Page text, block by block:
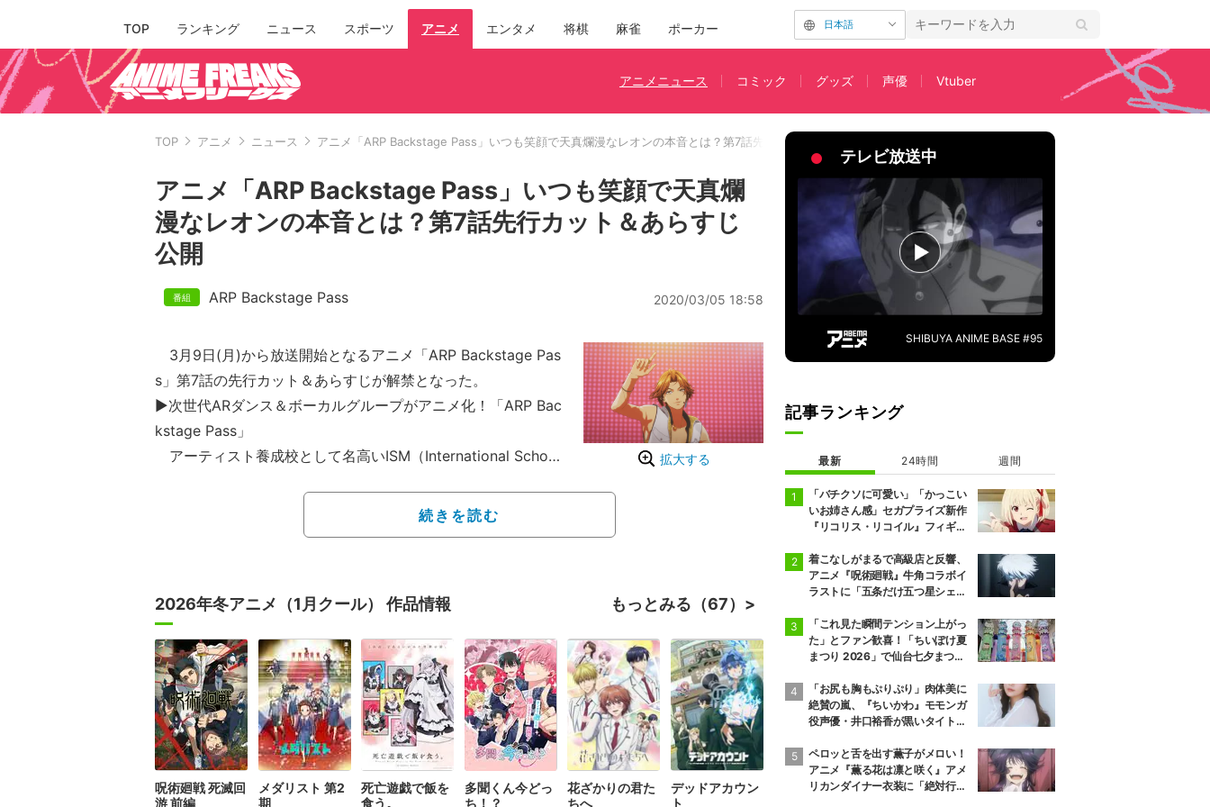
TOP ランキング ニュース スポーツ アニメ エンタメ 将棋 麻雀 ポーカー 日本語
アニメニュース コミック グッズ 声優 Vtuber
TOP アニメ ニュース アニメ「ARP Backstage Pass」いつも笑顔で天真爛漫なレオンの本音とは？第7話先行カット＆あらすじ公開
アニメ「ARP Backstage Pass」いつも笑顔で天真爛
漫なレオンの本音とは？第7話先行カット＆あらすじ
公開
ARP Backstage Pass 2020/03/05 18:58
拡大する
3月9日(月)から放送開始となるアニメ「ARP Backstage Pas
s」第7話の先行カット＆あらすじが解禁となった。
▶次世代ARダンス＆ボーカルグループがアニメ化！「ARP Bac
kstage Pass」
アーティスト養成校として名高いISM（International School
デビューさせる試み――通称「ARP」。そこに集った4人のメ
ンバーARPはavexからデビューし横浜を拠点に華々しく活動し
とともに戦ってきたレベルクロス ダイヤ、 レイジ、４オクタ
らも音楽を心から愛するレオン。彼らが出会うまでと、デビュ
ーしてからこれまでの日々のあらゆる喜びも苦しみも、個人ご
とに掘り下げながら忠実に描くドキュメンタリー。
続きを読む
2026年冬アニメ（1月クール） 作品情報 もっとみる（67）
呪術廻戦 死滅回
游 前編
メダリスト 第2
期
死亡遊戯で飯を
食う。
多聞くん今どっ
ち！？
花ざかりの君た
ちへ
デッドアカウン
ト
テレビ放送中
SHIBUYA ANIME BASE #95
記事ランキング
最新 24時間 週間
「バチクソに可愛い」「かっこい
いお姉さん感」セガプライズ新作
『リコリス・リコイル』フィギュ
着こなしがまるで高級店と反響、
アニメ『呪術廻戦』牛角コラボイ
ラストに「五条だけ五つ星シェ
「これ見た瞬間テンション上がっ
た」とファン歓喜！「ちいぽけ夏
まつり 2026」で仙台七夕まつり
「お尻も胸もぷりぷり」肉体美に
絶賛の嵐、『ちいかわ』モモンガ
役声優・井口裕香が黒いタイトウ
ペロッと舌を出す薫子がメロい！
アニメ『薫る花は凛と咲く』アメ
リカンダイナー衣装に「絶対行き